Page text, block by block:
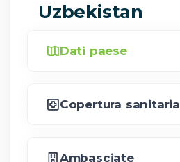
Uzbekistan
Dati paese
Copertura sanitaria
Ambasciate